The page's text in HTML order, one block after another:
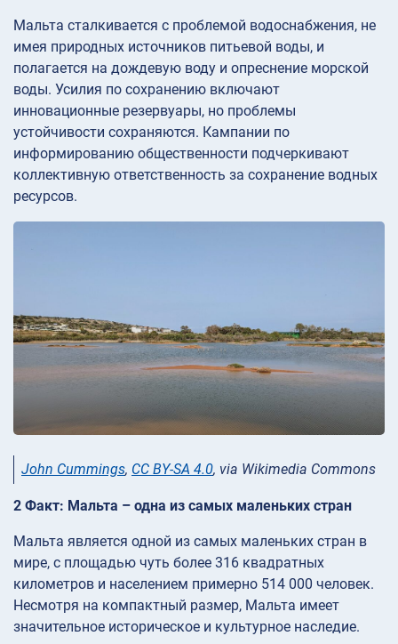
Мальта сталкивается с проблемой водоснабжения, не
имея природных источников питьевой воды, и
полагается на дождевую воду и опреснение морской
воды. Усилия по сохранению включают
инновационные резервуары, но проблемы
устойчивости сохраняются. Кампании по
информированию общественности подчеркивают
коллективную ответственность за сохранение водных
ресурсов.
John Cummings, CC BY-SA 4.0, via Wikimedia Commons
2 Факт: Мальта – одна из самых маленьких стран
Мальта является одной из самых маленьких стран в
мире, с площадью чуть более 316 квадратных
километров и населением примерно 514 000 человек.
Несмотря на компактный размер, Мальта имеет
значительное историческое и культурное наследие.